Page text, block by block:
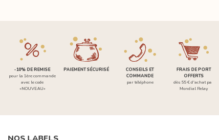
-10% DE REMISE
pour la 1ère commande
avec le code
«NOUVEAU»
PAIEMENT SÉCURISÉ
CONSEILS ET
COMMANDE
par téléphone
FRAIS DE PORT
OFFERTS
dès 55 € d'achat par
Mondial Relay